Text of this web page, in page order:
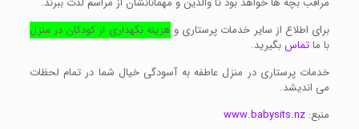
برای اطلاع از سایر خدمات پرستاری و هزینه نگهداری از کودکان در منزل
با ماتماسبگیرید.
خدمات پرستاری در منزل عاطفه به آسودگی خیال شما در تمام لحظات
می اندیشد.
منبع: www.babysits.nz